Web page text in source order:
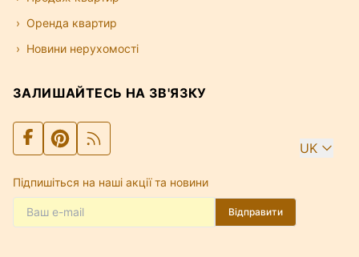
Оренда квартир
Новини нерухомості
ЗАЛИШАЙТЕСЬ НА ЗВ'ЯЗКУ
UK
Підпишіться на наші акції та новини
Відправити